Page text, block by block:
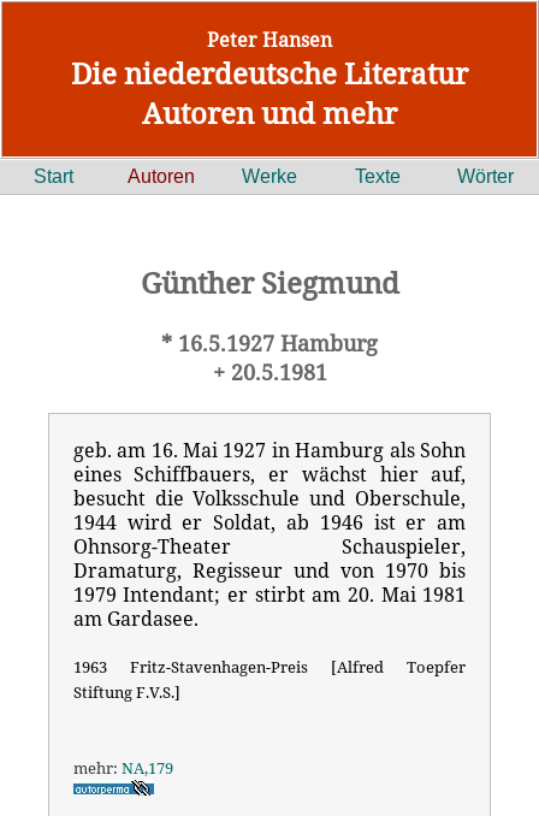
Peter Hansen
Die niederdeutsche Literatur
Autoren und mehr
Start Autoren Werke Texte Wörter
Günther Siegmund
* 16.5.1927 Hamburg
+ 20.5.1981
geb. am 16. Mai 1927 in Hamburg als Sohn
eines Schiffbauers, er wächst hier auf,
besucht die Volksschule und Oberschule,
1944 wird er Soldat, ab 1946 ist er am
Ohnsorg-Theater Schauspieler,
Dramaturg, Regisseur und von 1970 bis
1979 Intendant; er stirbt am 20. Mai 1981
am Gardasee.
1963 Fritz-Stavenhagen-Preis [Alfred Toepfer
Stiftung F.V.S.]
mehr: NA,179